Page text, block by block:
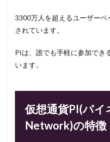
3300万人を超えるユーザー
されています。
PIは、誰でも手軽に参加でき
います。
仮想通貨PI(パ
Network)の特徴